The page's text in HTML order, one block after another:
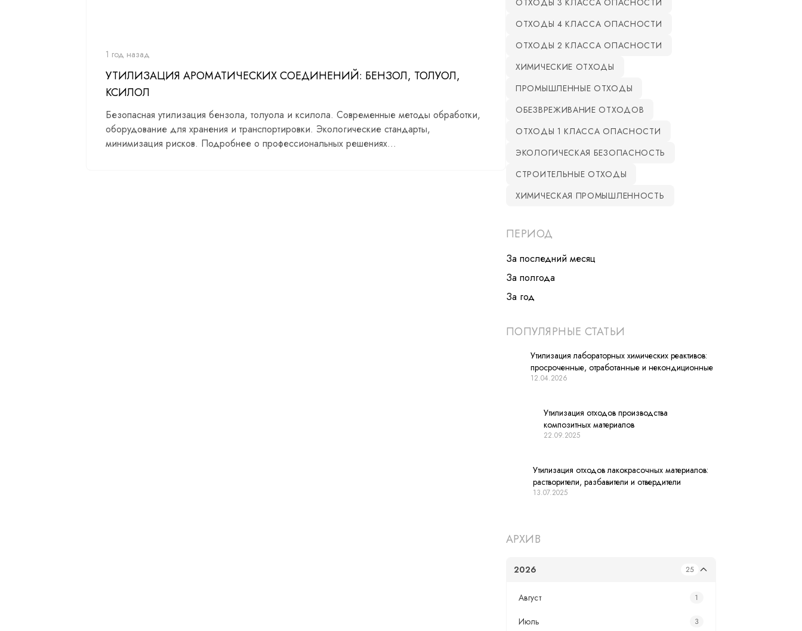
1 год назад
УТИЛИЗАЦИЯ АРОМАТИЧЕСКИХ СОЕДИНЕНИЙ: БЕНЗОЛ, ТОЛУОЛ,
КСИЛОЛ
Безопасная утилизация бензола, толуола и ксилола. Современные методы обработки,
оборудование для хранения и транспортировки. Экологические стандарты,
минимизация рисков. Подробнее о профессиональных решениях...
ОТХОДЫ 3 КЛАССА ОПАСНОСТИ
ОТХОДЫ 4 КЛАССА ОПАСНОСТИ
ОТХОДЫ 2 КЛАССА ОПАСНОСТИ
ХИМИЧЕСКИЕ ОТХОДЫ
ПРОМЫШЛЕННЫЕ ОТХОДЫ
ОБЕЗВРЕЖИВАНИЕ ОТХОДОВ
ОТХОДЫ 1 КЛАССА ОПАСНОСТИ
ЭКОЛОГИЧЕСКАЯ БЕЗОПАСНОСТЬ
СТРОИТЕЛЬНЫЕ ОТХОДЫ
ХИМИЧЕСКАЯ ПРОМЫШЛЕННОСТЬ
ПЕРИОД
За последний месяц
За полгода
За год
ПОПУЛЯРНЫЕ СТАТЬИ
Утилизация лабораторных химических реактивов:
просроченные, отработанные и некондиционные
12.04.2026
Утилизация отходов производства
композитных материалов
22.09.2025
Утилизация отходов лакокрасочных материалов:
растворители, разбавители и отвердители
13.07.2025
АРХИВ
2026 25
Август 1
Июль 3